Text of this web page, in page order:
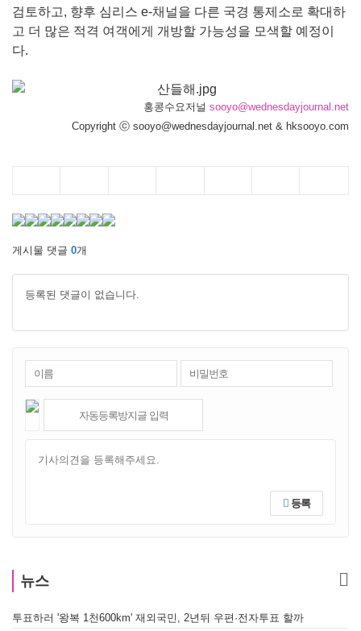
검토하고, 향후 심리스 e-채널을 다른 국경 통제소로 확대하
고 더 많은 적격 여객에게 개방할 가능성을 모색할 예정이
다.
홍콩수요저널 sooyo@wednesdayjournal.net
Copyright ⓒ sooyo@wednesdayjournal.net & hksooyo.com
게시물 댓글 0개
등록된 댓글이 없습니다.
등록
뉴스
투표하러 '왕복 1천600km' 재외국민, 2년뒤 우편·전자투표 할까